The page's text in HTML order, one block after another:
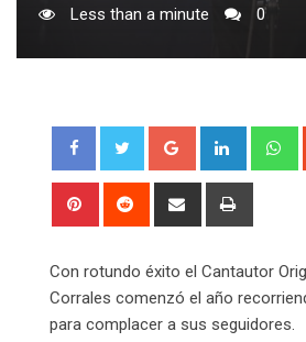
Less than a minute
0
Google+ LinkedIn
Pinterest Reddit
Share
Con rotundo éxito el Cantautor
Corrales comenzó el año
para complacer a sus seguidores.